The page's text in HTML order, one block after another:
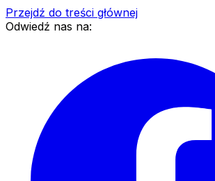
Przejdź do treści głównej
Odwiedź nas na: